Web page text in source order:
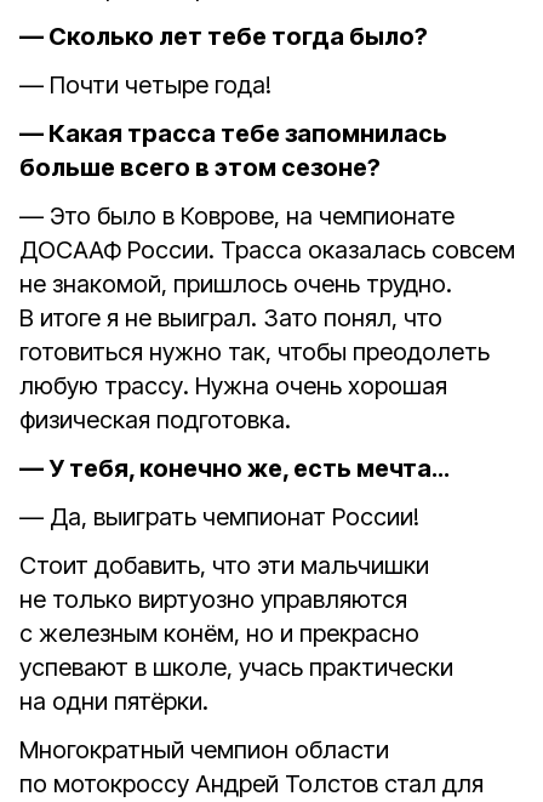
— Сколько лет тебе тогда было?
— Почти четыре года!
— Какая трасса тебе запомнилась
больше всего в этом сезоне?
— Это было в Коврове, на чемпионате
ДОСААФ России. Трасса оказалась совсем
не знакомой, пришлось очень трудно.
В итоге я не выиграл. Зато понял, что
готовиться нужно так, чтобы преодолеть
любую трассу. Нужна очень хорошая
физическая подготовка.
— У тебя, конечно же, есть мечта…
— Да, выиграть чемпионат России!
Стоит добавить, что эти мальчишки
не только виртуозно управляются
с железным конём, но и прекрасно
успевают в школе, учась практически
на одни пятёрки.
Многократный чемпион области
по мотокроссу Андрей Толстов стал для